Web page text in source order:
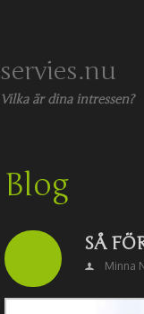
servies.nu
Vilka är dina intressen?
Blog
SÅ
Minna